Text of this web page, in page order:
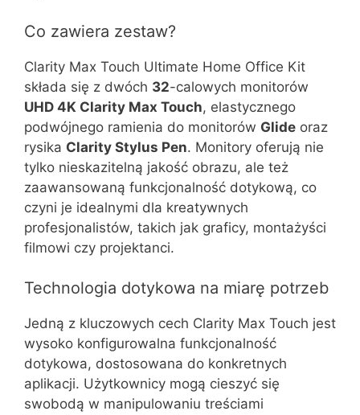
Co zawiera zestaw?
Clarity Max Touch Ultimate Home Office Kit
składa się z dwóch 32-calowych monitorów
UHD 4K Clarity Max Touch, elastycznego
podwójnego ramienia do monitorów Glide oraz
rysika Clarity Stylus Pen. Monitory oferują nie
tylko nieskazitelną jakość obrazu, ale też
zaawansowaną funkcjonalność dotykową, co
czyni je idealnymi dla kreatywnych
profesjonalistów, takich jak graficy, montażyści
filmowi czy projektanci.
Technologia dotykowa na miarę potrzeb
Jedną z kluczowych cech Clarity Max Touch jest
wysoko konfigurowalna funkcjonalność
dotykowa, dostosowana do konkretnych
aplikacji. Użytkownicy mogą cieszyć się
swobodą w manipulowaniu treściami